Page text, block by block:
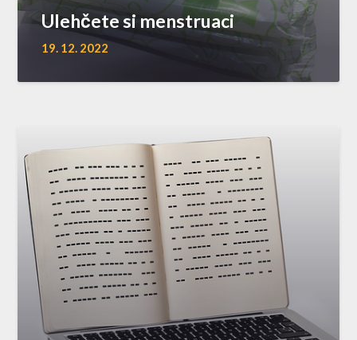
Ulehčete si menstruaci
19. 12. 2022